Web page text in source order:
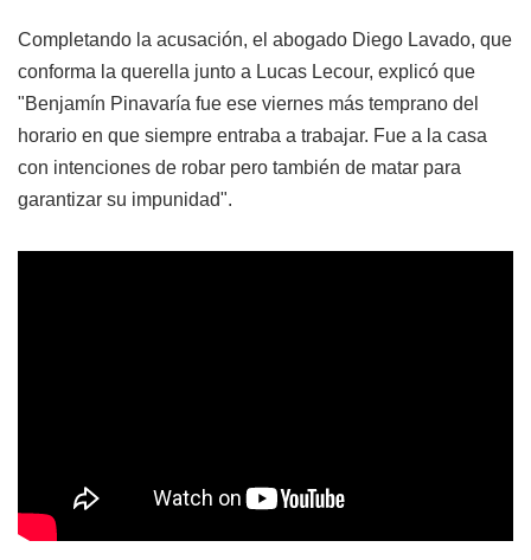
Completando la acusación, el abogado Diego Lavado, que
conforma la querella junto a Lucas Lecour, explicó que
"Benjamín Pinavaría fue ese viernes más temprano del
horario en que siempre entraba a trabajar. Fue a la casa
con intenciones de robar pero también de matar para
garantizar su impunidad".